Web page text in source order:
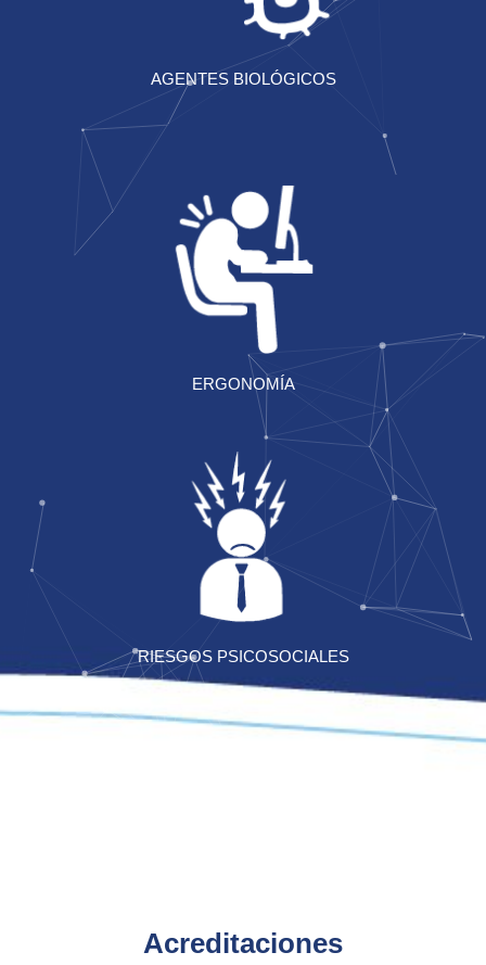
AGENTES BIOLÓGICOS
ERGONOMÍA
RIESGOS PSICOSOCIALES
Acreditaciones